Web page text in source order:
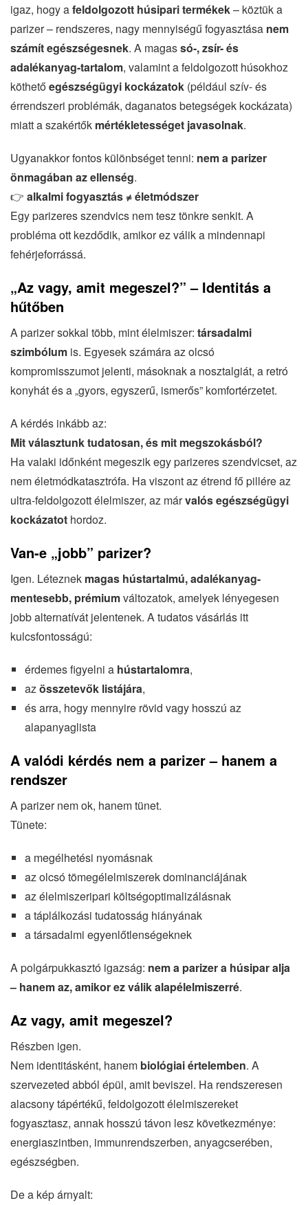
igaz, hogy afeldolgozott húsipari termékek– köztük a
parizer – rendszeres, nagy mennyiségű fogyasztása nem
számít egészségesnek. A magassó-, zsír- és
adalékanyag-tartalom, valamint a feldolgozott húsokhoz
köthetőegészségügyi kockázatok (például szív- és
érrendszeri problémák, daganatos betegségek kockázata)
miatt a szakértők mértékletességet javasolnak.
Ugyanakkor fontos különbséget tenni: nem a parizer
önmagában az ellenség.
👉 alkalmi fogyasztás ≠ életmódszer
Egy parizeres szendvics nem tesz tönkre senkit. A
probléma ott kezdődik, amikor ez válik a mindennapi
fehérjeforrássá.
„Az vagy, amit megeszel?” – Identitás a
hűtőben
A parizer sokkal több, mint élelmiszer: társadalmi
szimbólum is. Egyesek számára az olcsó
kompromisszumot jelenti, másoknak a nosztalgiát, a retró
konyhát és a „gyors, egyszerű, ismerős” komfortérzetet.
A kérdés inkább az:
Mit választunk tudatosan, és mit megszokásból?
Ha valaki időnként megeszik egy parizeres szendvicset, az
nem életmódkatasztrófa. Ha viszont az étrend fő pillére az
ultra-feldolgozott élelmiszer, az márvalós egészségügyi
kockázatot hordoz.
Van-e „jobb” parizer?
Igen. Léteznek magas hústartalmú, adalékanyag-
mentesebb, prémiumváltozatok, amelyek lényegesen
jobb alternatívát jelentenek. A tudatos vásárlás itt
kulcsfontosságú:
érdemes figyelni a hústartalomra,
azösszetevők listájára,
és arra, hogy mennyire rövid vagy hosszú az
alapanyaglista
A valódi kérdés nem a parizer – hanem a
rendszer
A parizer nem ok, hanem tünet.
Tünete:
a megélhetési nyomásnak
az olcsó tömegélelmiszerek dominanciájának
az élelmiszeripari költségoptimalizálásnak
a táplálkozási tudatosság hiányának
a társadalmi egyenlőtlenségeknek
A polgárpukkasztó igazság: nem a parizer a húsipar alja
– hanem az, amikor ez válik alapélelmiszerré.
Az vagy, amit megeszel?
Részben igen.
Nem identitásként, hanem biológiai értelemben. A
szervezeted abból épül, amit beviszel. Ha rendszeresen
alacsony tápértékű, feldolgozott élelmiszereket
fogyasztasz, annak hosszú távon lesz következménye:
energiaszintben, immunrendszerben, anyagcserében,
egészségben.
De a kép árnyalt: